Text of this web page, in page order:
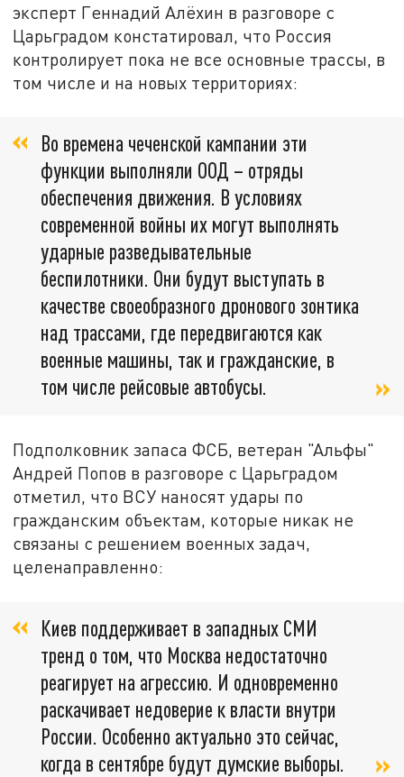
эксперт Геннадий Алёхин в разговоре с
Царьградом констатировал, что Россия
контролирует пока не все основные трассы, в
том числе и на новых территориях:
Во времена чеченской кампании эти
функции выполняли ООД – отряды
обеспечения движения. В условиях
современной войны их могут выполнять
ударные разведывательные
беспилотники. Они будут выступать в
качестве своеобразного дронового зонтика
над трассами, где передвигаются как
военные машины, так и гражданские, в
том числе рейсовые автобусы.
Подполковник запаса ФСБ, ветеран "Альфы"
Андрей Попов в разговоре с Царьградом
отметил, что ВСУ наносят удары по
гражданским объектам, которые никак не
связаны с решением военных задач,
целенаправленно:
Киев поддерживает в западных СМИ
тренд о том, что Москва недостаточно
реагирует на агрессию. И одновременно
раскачивает недоверие к власти внутри
России. Особенно актуально это сейчас,
когда в сентябре будут думские выборы.